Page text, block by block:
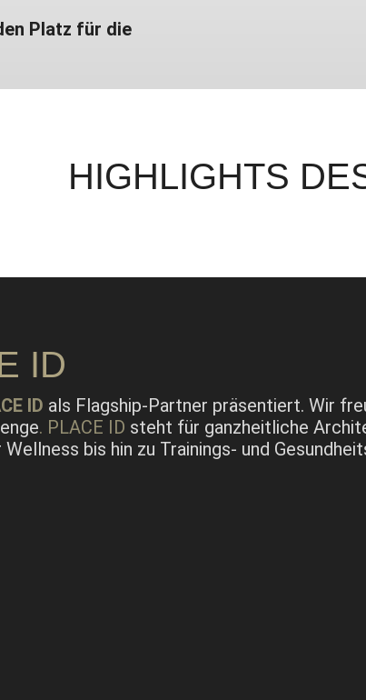
Platz für die
HIGHLIGHTS
ID
ID als Flagship-Partner präsentiert. Wir
. PLACE ID steht für ganzheitliche
bis hin zu Trainings- und